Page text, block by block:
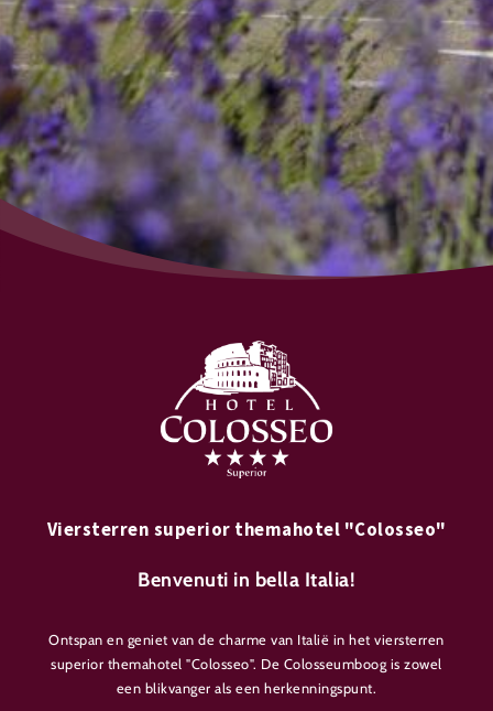
Viersterren superior themahotel "Colosseo"
Benvenuti in bella Italia!
Ontspan en geniet van de charme van Italië in het viersterren
superior themahotel "Colosseo". De Colosseumboog is zowel
een blikvanger als een herkenningspunt.